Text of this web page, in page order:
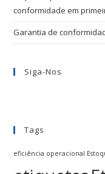
conformidade em
Garantia de
Siga-Nos
Tags
eficiência operacional